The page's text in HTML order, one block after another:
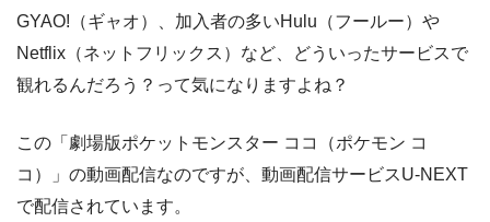
GYAO!（ギャオ）、加入者の多いHulu（フールー）や
Netflix（ネットフリックス）など、どういったサービスで
観れるんだろう？って気になりますよね？
この「劇場版ポケットモンスター ココ（ポケモン コ
コ）」の動画配信なのですが、動画配信サービスU-NEXT
で配信されています。